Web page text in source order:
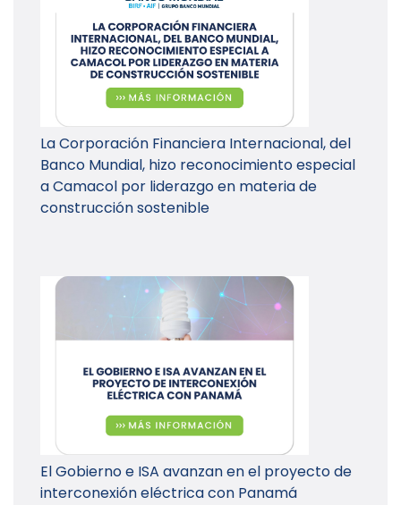
La Corporación Financiera Internacional, del
Banco Mundial, hizo reconocimiento especial
a Camacol por liderazgo en materia de
construcción sostenible
El Gobierno e ISA avanzan en el proyecto de
interconexión eléctrica con Panamá